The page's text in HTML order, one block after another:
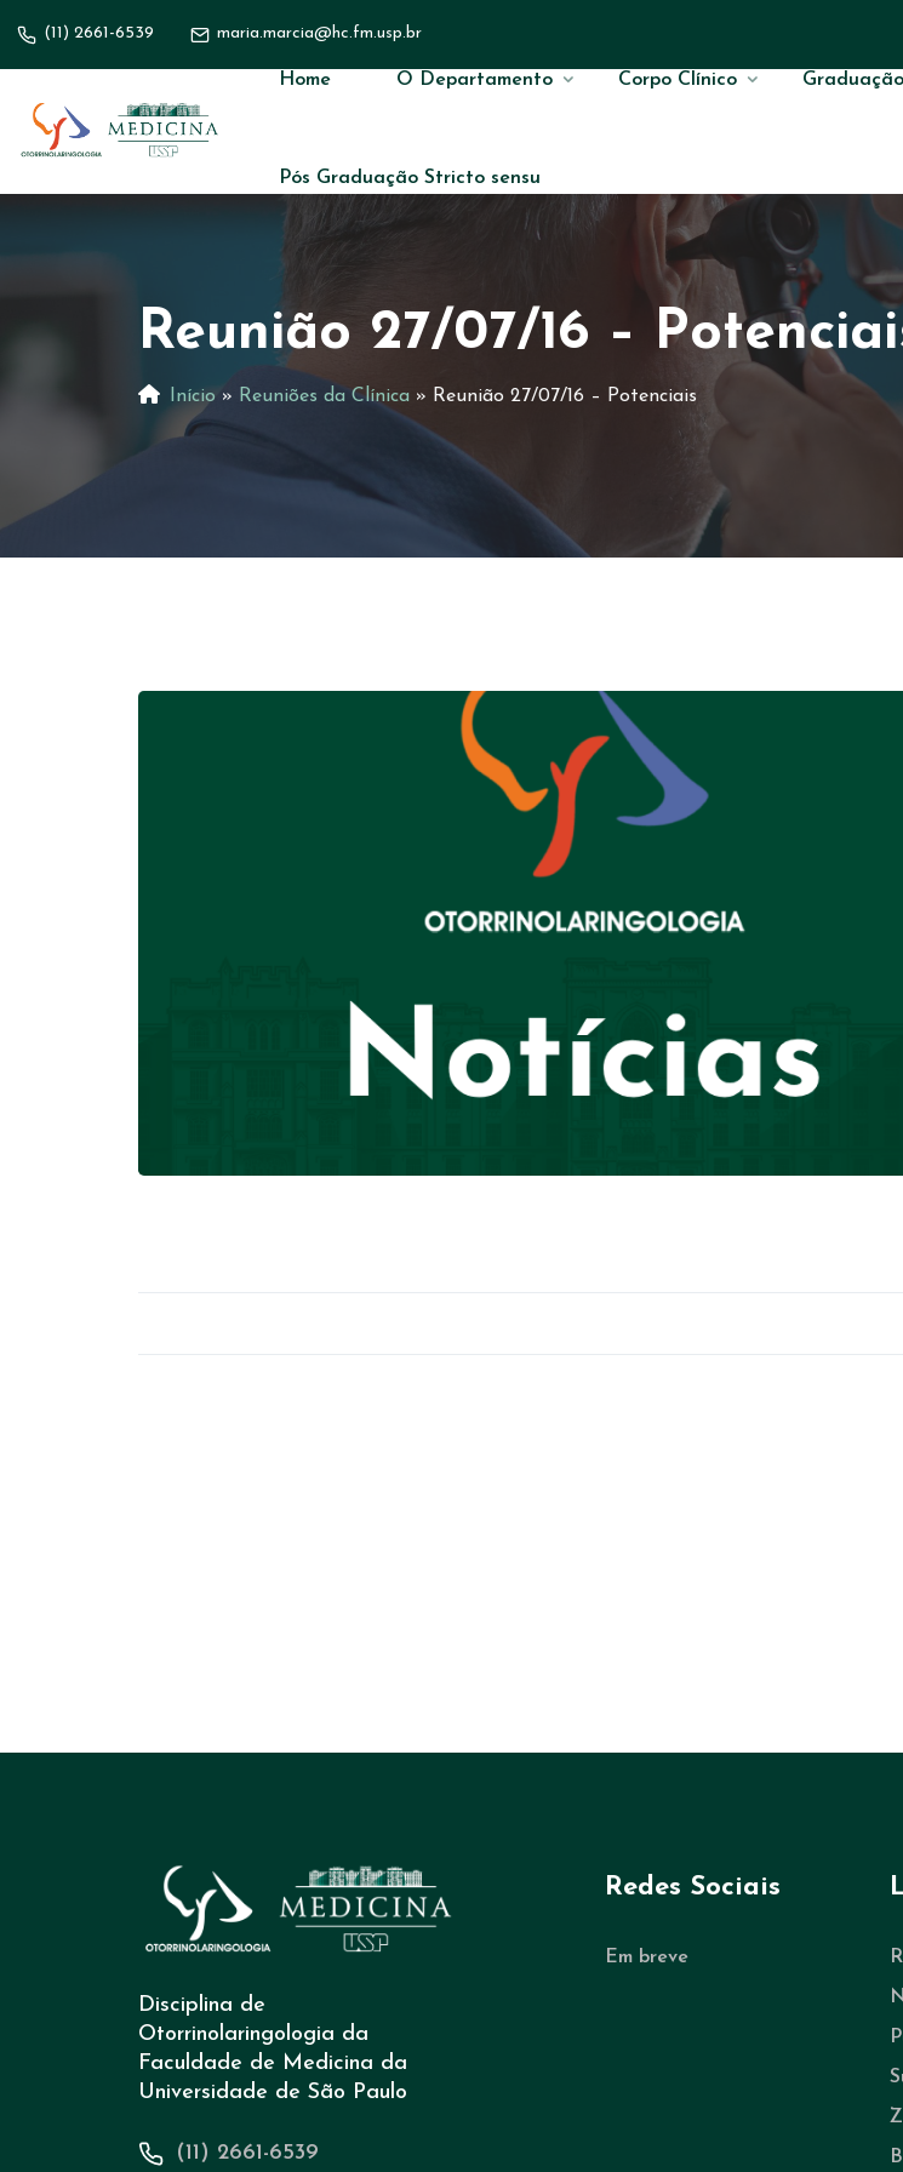
(11) 2661-6539 maria.marcia@hc.fm.usp.br
Home O Departamento Corpo Clínico Graduação
Pós Graduação Stricto sensu
Reunião 27/07/16 –
Início » Reuniões da Clínica » Reunião 27/07/16 – Potenciais
Disciplina de
Otorrinolaringologia da
Faculdade de Medicina da
Universidade de São Paulo
(11) 2661-6539
Redes Sociais
Em breve